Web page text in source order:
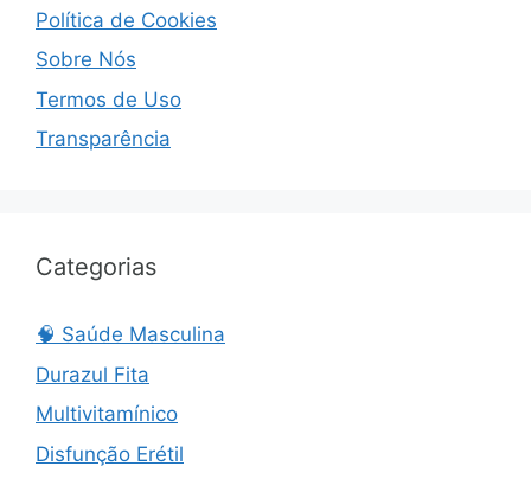
Política de Cookies
Sobre Nós
Termos de Uso
Transparência
Categorias
🧠 Saúde Masculina
Durazul Fita
Multivitamínico
Disfunção Erétil